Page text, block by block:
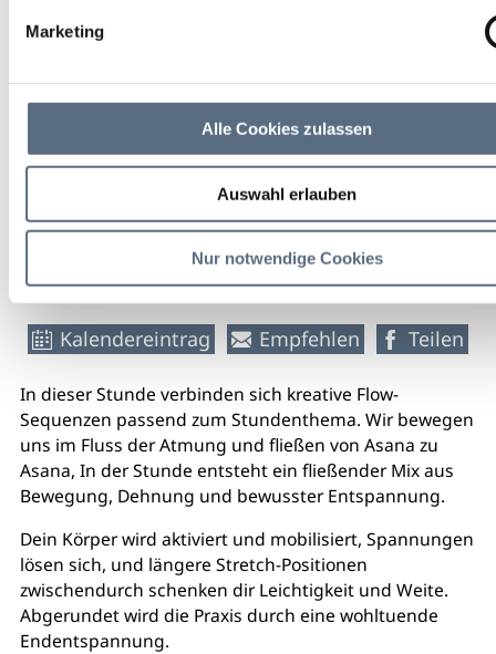
Marketing
Alle Cookies zulassen
Auswahl erlauben
Nur notwendige Cookies
Salon de Shakti im Cohaus Kloster
Schlehdorf
18,00 €
Eintritt
weitere Veranstaltungsinfos
Kalendereintrag Empfehlen Teilen
In dieser Stunde verbinden sich kreative Flow-
Sequenzen passend zum Stundenthema. Wir bewegen
uns im Fluss der Atmung und fließen von Asana zu
Asana, In der Stunde entsteht ein fließender Mix aus
Bewegung, Dehnung und bewusster Entspannung.
Dein Körper wird aktiviert und mobilisiert, Spannungen
lösen sich, und längere Stretch-Positionen
zwischendurch schenken dir Leichtigkeit und Weite.
Abgerundet wird die Praxis durch eine wohltuende
Endentspannung.